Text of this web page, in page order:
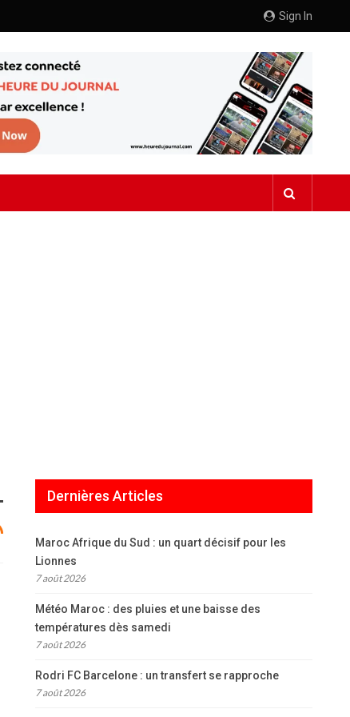
Sign In
Dernières Articles
Maroc Afrique du Sud : un quart décisif pour les
Lionnes
7 août 2026
Météo Maroc : des pluies et une baisse des
températures dès samedi
7 août 2026
Rodri FC Barcelone : un transfert se rapproche
7 août 2026